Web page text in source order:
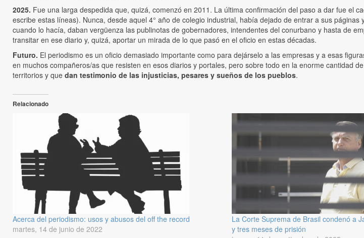
2025. Fue una larga despedida que, quizá, comenzó en 2011. La última confirmación del paso a dar fue el
escribe estas líneas). Nunca, desde aquel 4° año de colegio industrial, había dejado de entrar a sus
cuando lo hacía, daban vergüenza las publinotas de gobernadores, intendentes del conurbano y hasta de
transitar en ese diario y, quizá, aportar un mirada de lo que pasó en el oficio en estas décadas.
Futuro. El periodismo es un oficio demasiado importante como para dejárselo a las empresas y a esas
en muchos compañeros/as que resisten en esos diarios y portales, pero sobre todo en la enorme cantidad
territorios y que dan testimonio de las injusticias, pesares y sueños de los pueblos.
Relacionado
Acerca del periodismo: usos y abusos del off the record
martes, 14 de junio de 2022
La Corte Suprema de Brasil condenó a
y tres meses de prisión